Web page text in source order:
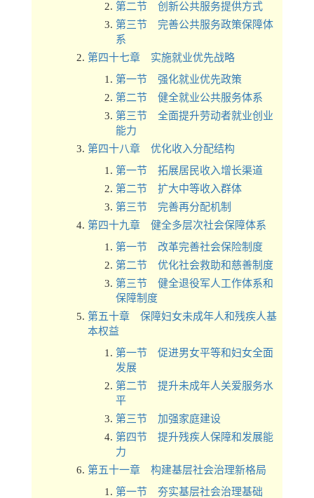
第二节 创新公共服务提供方式
第三节 完善公共服务政策保障体
系
第四十七章 实施就业优先战略
第一节 强化就业优先政策
第二节 健全就业公共服务体系
第三节 全面提升劳动者就业创业
能力
第四十八章 优化收入分配结构
第一节 拓展居民收入增长渠道
第二节 扩大中等收入群体
第三节 完善再分配机制
第四十九章 健全多层次社会保障体系
第一节 改革完善社会保险制度
第二节 优化社会救助和慈善制度
第三节 健全退役军人工作体系和
保障制度
第五十章 保障妇女未成年人和残疾人基
本权益
第一节 促进男女平等和妇女全面
发展
第二节 提升未成年人关爱服务水
平
第三节 加强家庭建设
第四节 提升残疾人保障和发展能
力
第五十一章 构建基层社会治理新格局
第一节 夯实基层社会治理基础